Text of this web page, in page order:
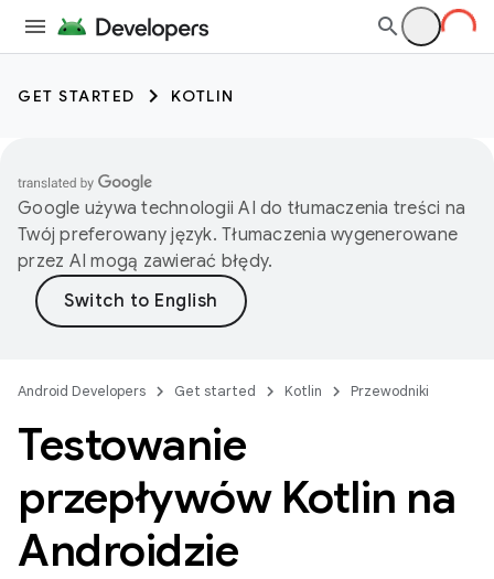
GET STARTED KOTLIN
Google używa technologii AI do tłumaczenia treści na
Twój preferowany język. Tłumaczenia wygenerowane
przez AI mogą zawierać błędy.
Android Developers Get started Kotlin Przewodniki
Testowanie
przepływów Kotlin na
Androidzie